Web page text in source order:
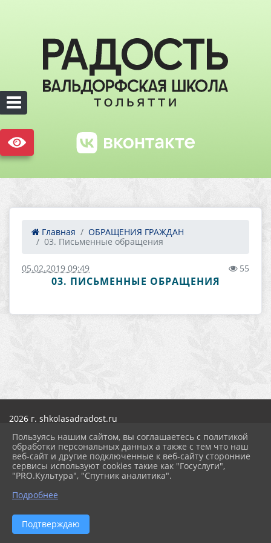
Главная
ОБРАЩЕНИЯ ГРАЖДАН
03. Письменные обращения
05.02.2019 09:49 55
03. ПИСЬМЕННЫЕ ОБРАЩЕНИЯ
2026 г. shkolasadradost.ru
Карта сайта
Политика обработки персональных данных
Сделано на KubCMS
Разработка и поддержка
Пользуясь нашим сайтом, вы соглашаетесь с политикой
обработки персональных данных а также с тем что наш
веб-сайт и другие подключенные к веб-сайту сторонние
сервисы используют cookies такие как "Госуслуги",
"PRO.Культура", "Спутник аналитика".
Подробнее
Подтверждаю